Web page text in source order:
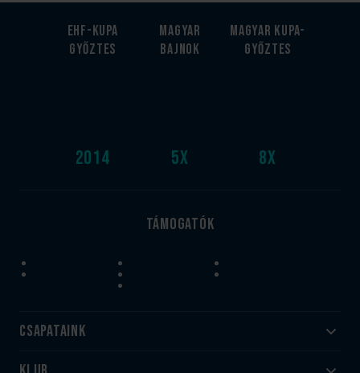
EHF-Kupa
győztes
2014
Magyar
bajnok
5x
Magyar kupa-
győztes
8x
Támogatók
Csapataink
Felnőtt